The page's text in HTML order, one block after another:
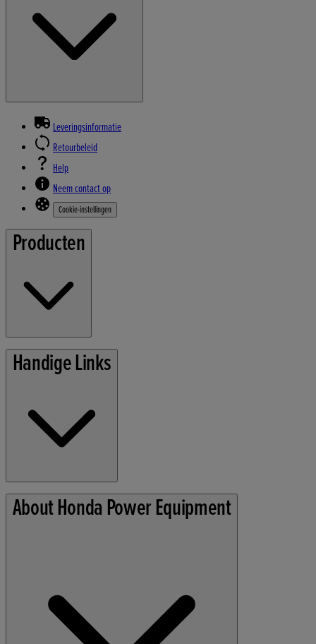
Leveringsinformatie
Retourbeleid
Help
Neem contact op
Cookie-instellingen
Producten
Grasmaaiers
Tuingereedschap
Handige Links
Algemene voorwaarden
Privacybeleid
About Honda Power Equipment